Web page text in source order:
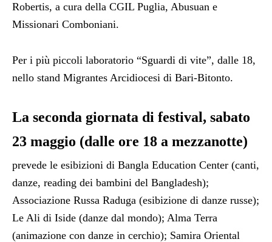
Robertis, a cura della CGIL Puglia, Abusuan e
Missionari Comboniani.
Per i più piccoli laboratorio “Sguardi di vite”, dalle 18,
nello stand Migrantes Arcidiocesi di Bari-Bitonto.
La seconda giornata di festival, sabato
23 maggio (dalle ore 18 a mezzanotte)
prevede le esibizioni di Bangla Education Center (canti,
danze, reading dei bambini del Bangladesh);
Associazione Russa Raduga (esibizione di danze russe);
Le Ali di Iside (danze dal mondo); Alma Terra
(animazione con danze in cerchio); Samira Oriental